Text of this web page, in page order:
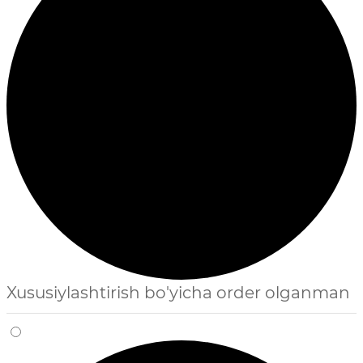
Xususiylashtirish bo'yicha order olganman